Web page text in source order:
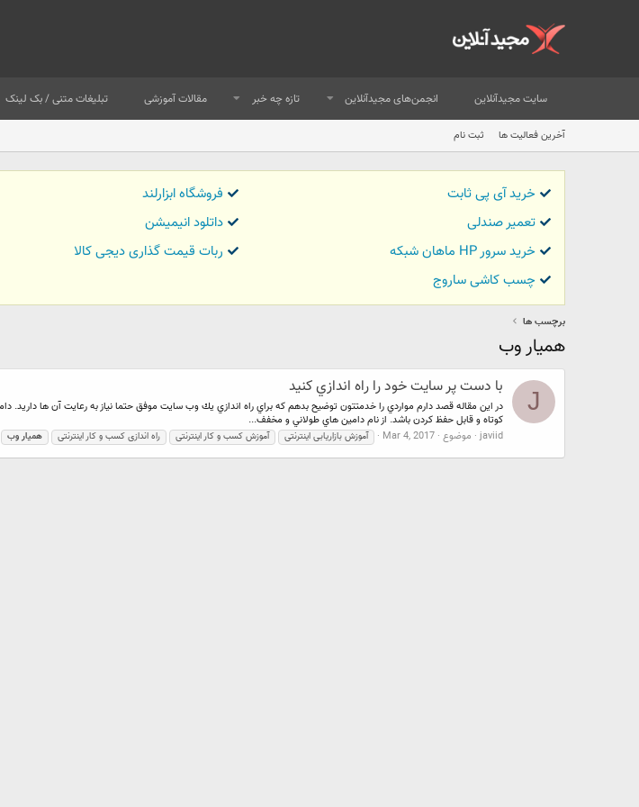
سایت مجیدآنلاین انجمن‌های مجیدآنلاین تازه چه خبر مقالات آموزشی تبلیغات متنی / بک لینک
آخرین فعالیت ها ثبت نام
خرید آی پی ثابت فروشگاه ابزارلند
تعمیر صندلی
داتلود انیمیشن
خرید سرور HP ماهان شبکه
ربات قیمت گذاری دیجی کالا
چسب کاشی ساروج
برچسب ها
همیار وب
J
با دست پر سايت خود را راه اندازي كنيد
در اين مقاله قصد دارم مواردي را خدمتتون توضيح بدهم كه براي راه اندازي يك وب سايت موفق حتما نياز به رعايت آن ها
كوتاه و قابل حفظ كردن باشد. از نام دامين هاي طولاني و مخفف...
javiid موضوع Mar 4, 2017 آموزش بازاریابی اینترنتی آموزش کسب و کار اینترنتی راه اندازی کسب و کار اینترنتی همیار وب